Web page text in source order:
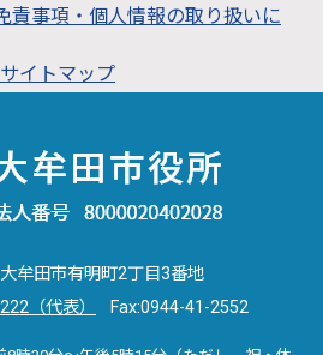
責事項・個人情報の取り扱いに
サイトマップ
牟田市有明町2丁目3番地
（代表） Fax:0944-41-2552